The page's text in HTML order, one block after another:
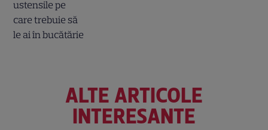
ALTE ARTICOLE
INTERESANTE